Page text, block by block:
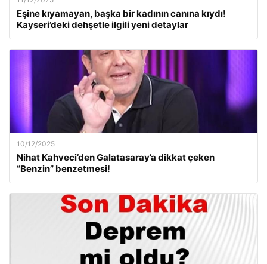
Eşine kıyamayan, başka bir kadının canına kıydı!
Kayseri’deki dehşetle ilgili yeni detaylar
10/12/2025
Nihat Kahveci’den Galatasaray’a dikkat çeken
“Benzin” benzetmesi!